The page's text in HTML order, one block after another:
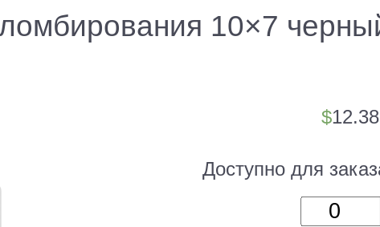
10×7
$12.38
Доступно для